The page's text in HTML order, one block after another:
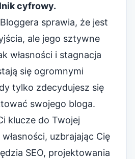
cyfrowy.
sprawia, że ​​jest
ale jego sztywne
własności i stagnacja
się ogromnymi
tylko zdecydujesz się
swojego bloga.
klucze do Twojej
uzbrajając Cię
SEO, projektowania